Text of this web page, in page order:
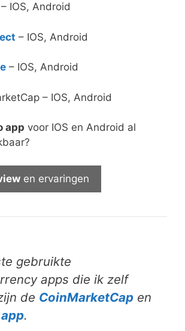
– IOS, Android
– IOS, Android
– IOS, Android
– IOS, Android
app voor IOS en Android al
en ervaringen
gebruikte
apps die ik zelf
de CoinMarketCap en
.